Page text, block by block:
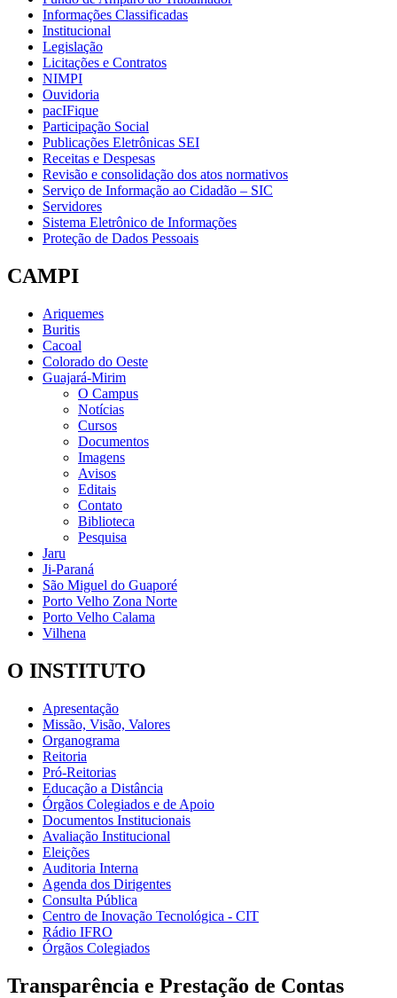
Informações Classificadas
Institucional
Legislação
Licitações e Contratos
NIMPI
Ouvidoria
pacIFique
Participação Social
Publicações Eletrônicas SEI
Receitas e Despesas
Revisão e consolidação dos atos normativos
Serviço de Informação ao Cidadão – SIC
Servidores
Sistema Eletrônico de Informações
Proteção de Dados Pessoais
CAMPI
Ariquemes
Buritis
Cacoal
Colorado do Oeste
Guajará-Mirim
O Campus
Notícias
Cursos
Documentos
Imagens
Avisos
Editais
Contato
Biblioteca
Pesquisa
Jaru
Ji-Paraná
São Miguel do Guaporé
Porto Velho Zona Norte
Porto Velho Calama
Vilhena
O INSTITUTO
Apresentação
Missão, Visão, Valores
Organograma
Reitoria
Pró-Reitorias
Educação a Distância
Órgãos Colegiados e de Apoio
Documentos Institucionais
Avaliação Institucional
Eleições
Auditoria Interna
Agenda dos Dirigentes
Consulta Pública
Centro de Inovação Tecnológica - CIT
Rádio IFRO
Órgãos Colegiados
Transparência e Prestação de Contas